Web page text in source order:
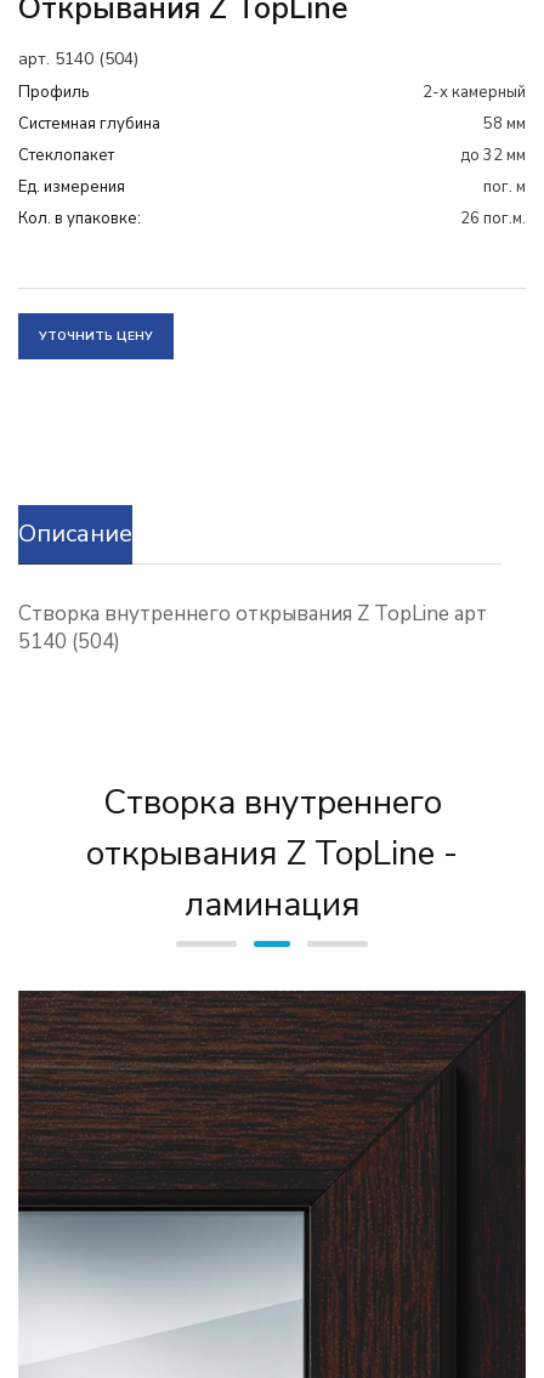
Открывания Z TopLine
арт. 5140 (504)
Профиль
2-х камерный
Системная глубина
58 мм
Cтеклопакет
до 32 мм
Ед. измерения
пог. м
Кол. в упаковке:
26 пог.м.
УТОЧНИТЬ ЦЕНУ
Описание
Створка внутреннего открывания Z TopLine арт
5140 (504)
Створка внутреннего
открывания Z TopLine -
ламинация